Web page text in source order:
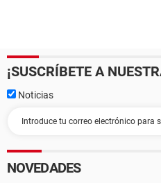
¡SUSCRÍBETE A
Noticias
NOVEDADES